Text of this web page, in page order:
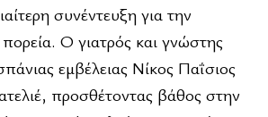
συνέντευξη για την
πορεία. Ο γιατρός και γνώστης
εμβέλειας Νίκος Παΐσιος
προσθέτοντας βάθος στην